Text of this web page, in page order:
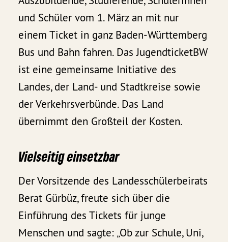
und Schüler vom 1. März an mit nur
einem Ticket in ganz Baden-Württemberg
Bus und Bahn fahren. Das JugendticketBW
ist eine gemeinsame Initiative des
Landes, der Land- und Stadtkreise sowie
der Verkehrsverbünde. Das Land
übernimmt den Großteil der Kosten.
Vielseitig einsetzbar
Der Vorsitzende des Landesschülerbeirats
Berat Gürbüz, freute sich über die
Einführung des Tickets für junge
Menschen und sagte: „Ob zur Schule, Uni,